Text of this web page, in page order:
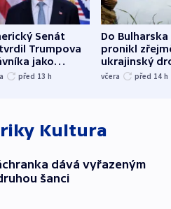
Senát
Trumpova
jako
před 13 h
Do Bulharska
pronikl
ukrajinský
explodoval
včera před 14 h
Kultura
dává vyřazeným
šanci